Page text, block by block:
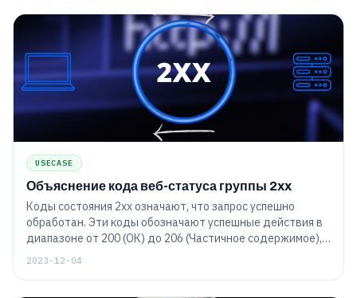
USECASE
Объяснение кода веб-статуса группы 2xx
Коды состояния 2xx означают, что запрос успешно
обработан. Эти коды обозначают успешные действия в
диапазоне от 200 (ОК) до 206 (Частичное содержимое),
подтверждая эффективную связь между клиентом и
2023-12-04